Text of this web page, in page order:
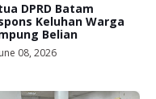
DPRD Batam
Keluhan Warga
Belian
08, 2026